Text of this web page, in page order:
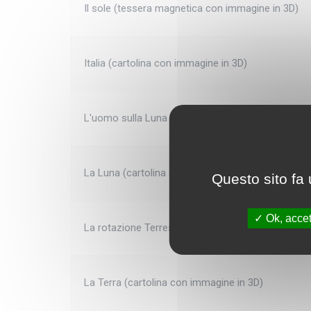
Il sole (tessera magnetica con immagine in 3D)
Italia (cartolina con immagine in 3D)
L'uomo sulla Luna (cartolina con immagine in 3D)
La Luna (cartolina con immagine in 3D)
La rotazione Terrestre (cartolina con immagine in
La Terra (cartolina con immagine in 3D)
Questo sito fa
Ok,